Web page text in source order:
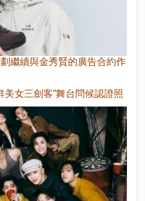
繼續與金秀賢的廣告合約作
美女三劍客”舞台問候認證照